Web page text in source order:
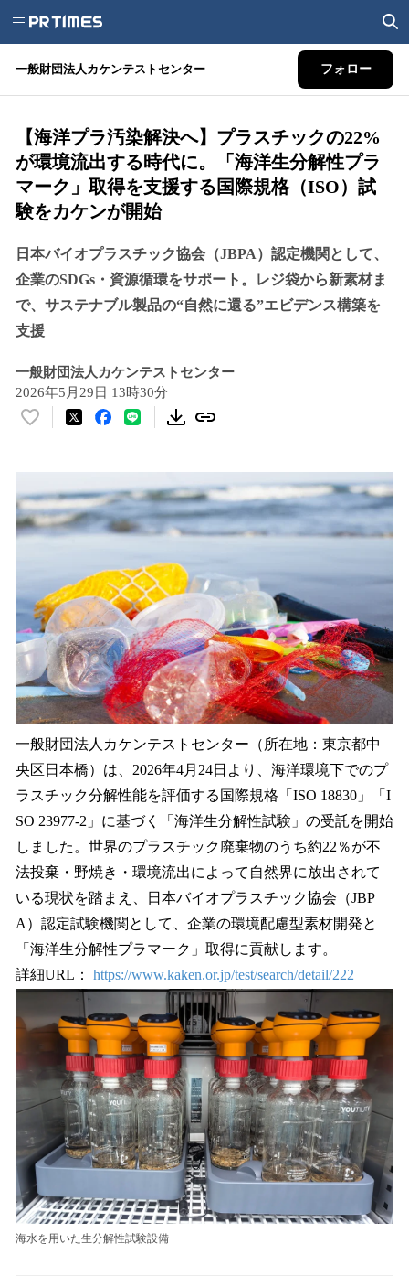
一般財団法人カケンテストセンター フォロー
【海洋プラ汚染解決へ】プラスチックの22%
が環境流出する時代に。「海洋生分解性プラ
マーク」取得を支援する国際規格（ISO）試
験をカケンが開始
日本バイオプラスチック協会（JBPA）認定機関として、
企業のSDGs・資源循環をサポート。レジ袋から新素材ま
で、サステナブル製品の“自然に還る”エビデンス構築を
支援
一般財団法人カケンテストセンター
2026年5月29日 13時30分
い
数
を
読
み
中
で
す
一般財団法人カケンテストセンター（所在地：東京都中
央区日本橋）は、2026年4月24日より、海洋環境下でのプ
ラスチック分解性能を評価する国際規格「ISO 18830」「I
SO 23977-2」に基づく「海洋生分解性試験」の受託を開始
しました。世界のプラスチック廃棄物のうち約22％が不
法投棄・野焼き・環境流出によって自然界に放出されて
いる現状を踏まえ、日本バイオプラスチック協会（JBP
A）認定試験機関として、企業の環境配慮型素材開発と
「海洋生分解性プラマーク」取得に貢献します。
詳細URL： https://www.kaken.or.jp/test/search/detail/222
海水を用いた生分解性試験設備